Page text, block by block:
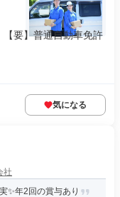
要】普通自動車免許
気になる
社
✨年2回の賞与あり